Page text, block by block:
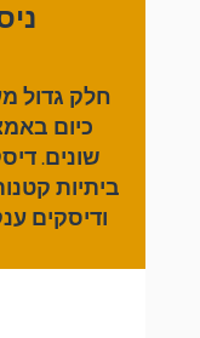
חלק גדול
כיום
שונים.
ביתיות
ודיסקים